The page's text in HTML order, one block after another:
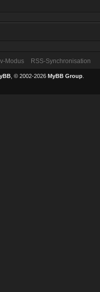
Modus RSS-Synchronisation
, © 2002-2026 MyBB Group